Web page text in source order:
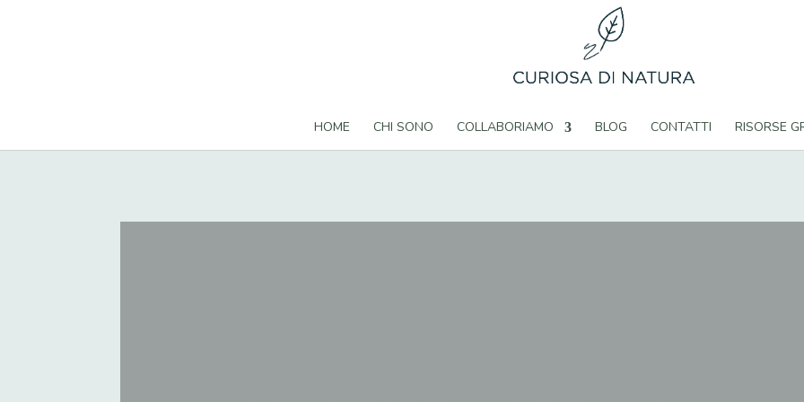
HOME CHI SONO COLLABORIAMO BLOG CONTATTI RISORSE